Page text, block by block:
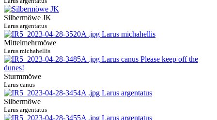
Silbermöwe JK
Larus argentatus
Mittelmehrmöwe
Larus michahellis
Sturmmöwe
Larus canus
Silbermöwe
Larus argentatus